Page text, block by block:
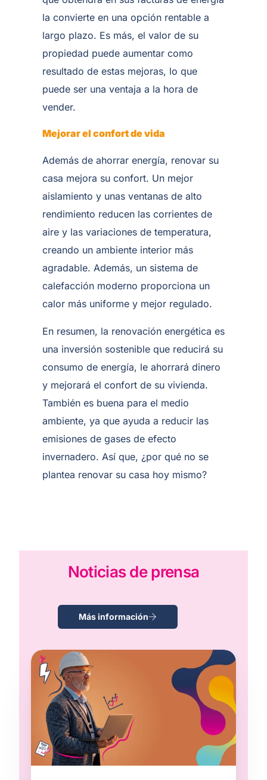
la convierte en una opción rentable a
largo plazo. Es más, el valor de su
propiedad puede aumentar como
resultado de estas mejoras, lo que
puede ser una ventaja a la hora de
vender.
Mejorar el confort de vida
Además de ahorrar energía, renovar su
casa mejora su confort. Un mejor
aislamiento y unas ventanas de alto
rendimiento reducen las corrientes de
aire y las variaciones de temperatura,
creando un ambiente interior más
agradable. Además, un sistema de
calefacción moderno proporciona un
calor más uniforme y mejor regulado.
En resumen, la renovación energética es
una inversión sostenible que reducirá su
consumo de energía, le ahorrará dinero
y mejorará el confort de su vivienda.
También es buena para el medio
ambiente, ya que ayuda a reducir las
emisiones de gases de efecto
invernadero. Así que, ¿por qué no se
plantea renovar su casa hoy mismo?
Noticias de prensa
Más información